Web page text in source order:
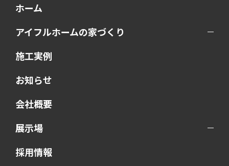
ホーム
アイフルホームの家づくり
施工実例
お知らせ
会社概要
展示場
採用情報